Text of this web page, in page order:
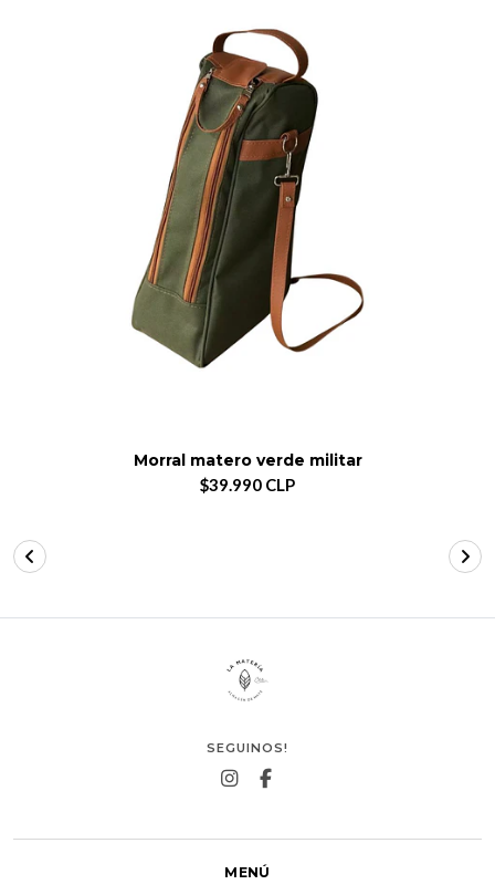
Morral matero verde militar
$39.990 CLP
SEGUINOS!
MENÚ